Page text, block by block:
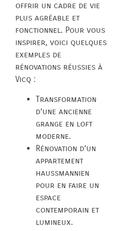
offrir un cadre de vie
plus agréable et
fonctionnel. Pour vous
inspirer, voici quelques
exemples de
rénovations réussies à
Vicq :
Transformation
d’une ancienne
grange en loft
moderne.
Rénovation d’un
appartement
haussmannien
pour en faire un
espace
contemporain et
lumineux.